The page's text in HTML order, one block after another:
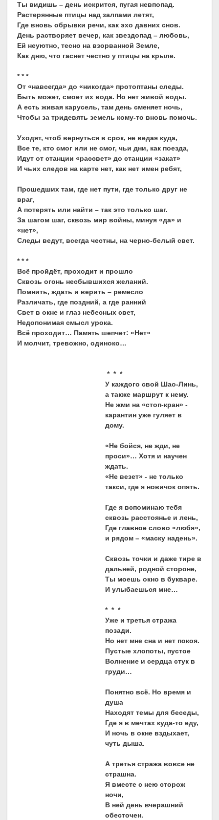
Ты видишь – день искрится, пугая невпопад.
Растерянные птицы над залпами летят,
Где вновь обрывки речи, как эхо давних снов.
День растворяет вечер, как звездопад – любовь,
Ей неуютно, тесно на взорванной Земле,
Как дню, что гаснет честно у птицы на крыле.
* * *
От «навсегда» до «никогда» протоптаны следы.
Быть может, смоет их вода. Но нет живой воды.
А есть живая карусель, там день сменяет ночь,
Чтобы за тридевять земель кому-то вновь помочь.
Уходят, чтоб вернуться в срок, не ведая куда,
Все те, кто смог или не смог, чьи дни, как поезда,
Идут от станции «рассвет» до станции «закат»
И чьих следов на карте нет, как нет имен ребят,
Прошедших там, где нет пути, где только друг не
враг,
А потерять или найти – так это только шаг.
За шагом шаг, сквозь мир войны, минуя «да» и
«нет»,
Следы ведут, всегда честны, на черно-белый свет.
* * *
Всё пройдёт, проходит и прошло
Сквозь огонь несбывшихся желаний.
Помнить, ждать и верить – ремесло
Различать, где поздний, а где ранний
Свет в окне и глаз небесных свет,
Недопонимая смысл урока.
Всё проходит… Память шепчет: «Нет»
И молчит, тревожно, одиноко…
* * *
У каждого свой Шао-Линь,
а также маршрут к нему.
Не жми на «стоп-кран» -
карантин уже гуляет в
дому.
«Не бойся, не жди, не
проси»… Хотя и научен
ждать.
«Не везет» - не только
такси, где я новичок опять.
Где я вспоминаю тебя
сквозь расстоянье и лень,
Где главное слово «любя»,
и рядом – «маску надень».
Сквозь точки и даже тире в
дальней, родной стороне,
Ты моешь окно в букваре.
И улыбаешься мне…
* * *
Уже и третья стража
позади.
Но нет мне сна и нет покоя.
Пустые хлопоты, пустое
Волнение и сердца стук в
груди…
Понятно всё. Но время и
душа
Находят темы для беседы,
Где я в мечтах куда-то еду,
И ночь в окне вздыхает,
чуть дыша.
А третья стража вовсе не
страшна.
Я вместе с нею сторож
ночи,
В ней день вчерашний
обесточен.